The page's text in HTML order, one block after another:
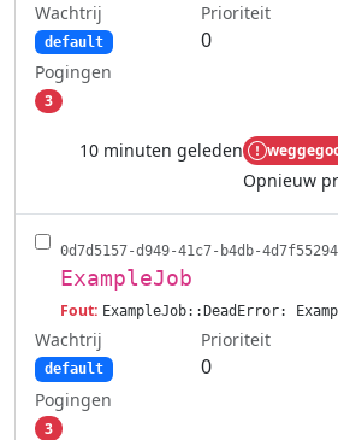
Wachtrij
default
Prioriteit
0
Pogingen
3
10 minuten geleden
Opnieuw
0d7d5157-d949-41c7-b4db-
ExampleJob
Fout: ExampleJob::DeadError:
Wachtrij
default
Prioriteit
0
Pogingen
3